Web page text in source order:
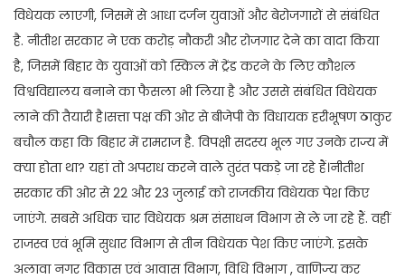
विधेयक लाएगी, जिसमें से आधा दर्जन युवाओं और बेरोजगारों से संबंधित
है. नीतीश सरकार ने एक करोड़ नौकरी और रोजगार देने का वादा किया
है, जिसमें बिहार के युवाओं को स्किल में ट्रेंड करने के लिए कौशल
विश्वविद्यालय बनाने का फैसला भी लिया है और उससे संबंधित विधेयक
लाने की तैयारी है।सत्ता पक्ष की ओर से बीजेपी के विधायक हरीभूषण ठाकुर
बचौल कहा कि बिहार में रामराज है. विपक्षी सदस्य भूल गए उनके राज्य में
क्या होता था? यहां तो अपराध करने वाले तुरंत पकड़े जा रहे हैं।नीतीश
सरकार की ओर से 22 और 23 जुलाई को राजकीय विधेयक पेश किए
जाएंगे. सबसे अधिक चार विधेयक श्रम संसाधन विभाग से ले जा रहे हैं. वहीं
राजस्व एवं भूमि सुधार विभाग से तीन विधेयक पेश किए जाएंगे. इसके
अलावा नगर विकास एवं आवास विभाग, विधि विभाग , वाणिज्य कर